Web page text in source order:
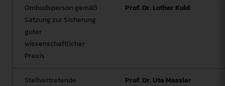
Ombudsperson gemäß
Satzung zur Sicherung
guter
wissenschaftlicher
Praxis
Prof. Dr. Lothar Kuld
Stellvertretende
Prof. Dr. Ute Massler